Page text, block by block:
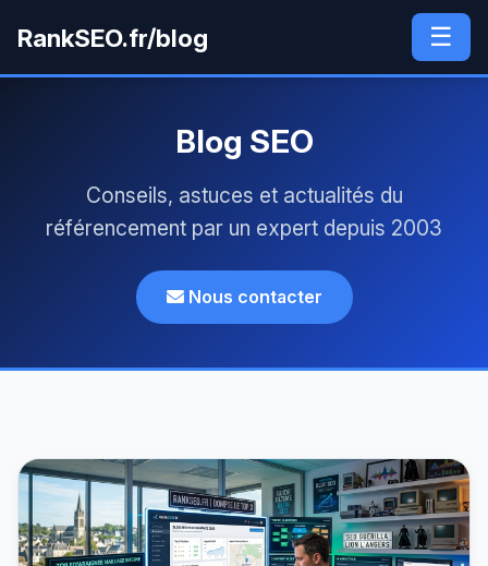
RankSEO.fr/blog ☰
Blog SEO
Conseils, astuces et actualités du
référencement par un expert depuis 2003
Nous contacter